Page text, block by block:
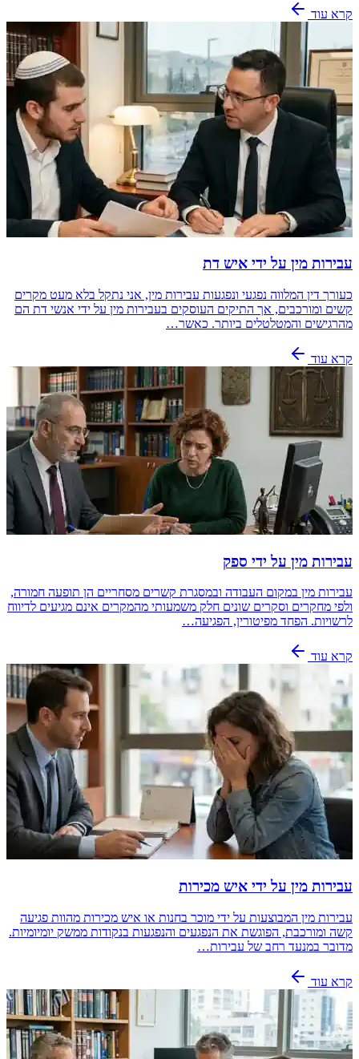
קרא עוד
עבירות מין על ידי איש דת
כעורך דין המלווה נפגעי ונפגעות עבירות מין, אני נתקל בלא מעט מקרים
קשים ומורכבים, אך התיקים העוסקים בעבירות מין על ידי אנשי דת הם
מהרגישים והמטלטלים ביותר. כאשר…
קרא עוד
עבירות מין על ידי ספק
עבירות מין במקום העבודה ובמסגרת קשרים מסחריים הן תופעה חמורה,
ולפי מחקרים וסקרים שונים חלק משמעותי מהמקרים אינם מגיעים לדיווח
לרשויות. הפחד מפיטורין, הפגיעה…
קרא עוד
עבירות מין על ידי איש מכירות
עבירות מין המבוצעות על ידי מוכר בחנות או איש מכירות מהוות פגיעה
קשה ומורכבת, הפוגשת את הנפגעים והנפגעות בנקודות ממשק יומיומיות.
מדובר במנעד רחב של עבירות…
קרא עוד